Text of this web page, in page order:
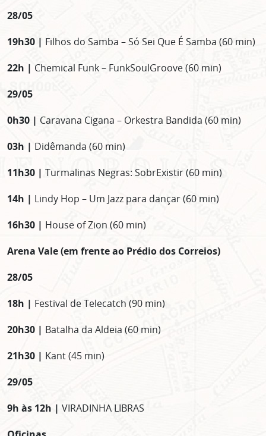
28/05
19h30 | Filhos do Samba – Só Sei Que É Samba (60 min)
22h | Chemical Funk – FunkSoulGroove (60 min)
29/05
0h30 | Caravana Cigana – Orkestra Bandida (60 min)
03h | Didêmanda (60 min)
11h30 | Turmalinas Negras: SobrExistir (60 min)
14h | Lindy Hop – Um Jazz para dançar (60 min)
16h30 | House of Zion (60 min)
Arena Vale (em frente ao Prédio dos Correios)
28/05
18h | Festival de Telecatch (90 min)
20h30 | Batalha da Aldeia (60 min)
21h30 | Kant (45 min)
29/05
9h às 12h | VIRADINHA LIBRAS